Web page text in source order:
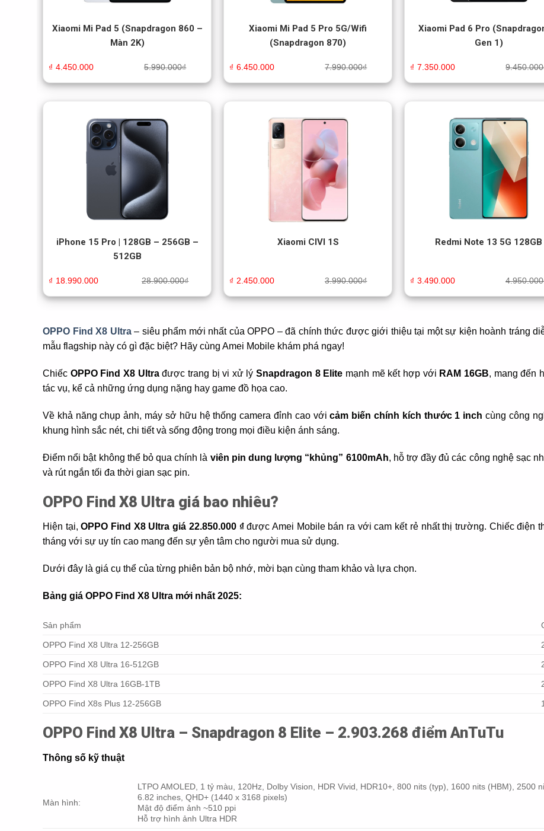
Xiaomi Mi Pad 5 (Snapdragon 860 –
Màn 2K)
5.990.000₫
4.450.000
₫
Xiaomi Mi Pad 5 Pro 5G/Wifi
(Snapdragon 870)
7.990.000₫
6.450.000
₫
Xiaomi Pad 6 Pro
Gen 1)
9.450.000
7.350.000
₫
iPhone 15 Pro | 128GB – 256GB –
512GB
28.900.000₫
18.990.000
₫
Xiaomi CIVI 1S
3.990.000₫
2.450.000
₫
Redmi Note 13 5G 128GB
4.950.000
3.490.000
₫
OPPO Find X8 Ultra– siêu phẩm mới nhất của OPPO – đã chính thức được giới thiệu tại một sự kiện hoành tráng
mẫu flagship này có gì đặc biệt? Hãy cùng Amei Mobile khám phá ngay!
Chiếc OPPO Find X8 Ultrađược trang bị vi xử lýSnapdragon 8 Elite mạnh mẽ kết hợp với RAM 16GB, mang đến
tác vụ, kể cả những ứng dụng nặng hay game đồ họa cao.
Về khả năng chụp ảnh, máy sở hữu hệ thống camera đỉnh cao vớicảm biến chính kích thước 1 inch cùng công
khung hình sắc nét, chi tiết và sống động trong mọi điều kiện ánh sáng.
Điểm nổi bật không thể bỏ qua chính là viên pin dung lượng “khủng” 6100mAh, hỗ trợ đầy đủ các công nghệ sạc
và rút ngắn tối đa thời gian sạc pin.
OPPO Find X8 Ultra giá bao nhiêu?
Hiện tại,OPPO Find X8 Ultra giá 22.850.000 ₫được Amei Mobile bán ra với cam kết rẻ nhất thị trường. Chiếc điện
tháng với sự uy tín cao mang đến sự yên tâm cho người mua sử dụng.
Dưới đây là giá cụ thể của từng phiên bản bộ nhớ, mời bạn cùng tham khảo và lựa chọn.
Bảng giá OPPO Find X8 Ultra mới nhất 2025:
Sản phẩm
OPPO Find X8 Ultra 12-256GB
OPPO Find X8 Ultra 16-512GB
OPPO Find X8 Ultra 16GB-1TB
OPPO Find X8s Plus 12-256GB
OPPO Find X8 Ultra – Snapdragon 8 Elite – 2.903.268 điểm AnTuTu
Thông số kỹ thuật
Màn hình:
LTPO AMOLED, 1 tỷ màu, 120Hz, Dolby Vision, HDR Vivid, HDR10+, 800 nits (typ), 1600 nits (HBM), 2500
6.82 inches, QHD+ (1440 x 3168 pixels)
Mật độ điểm ảnh ~510 ppi
Hỗ trợ hình ảnh Ultra HDR